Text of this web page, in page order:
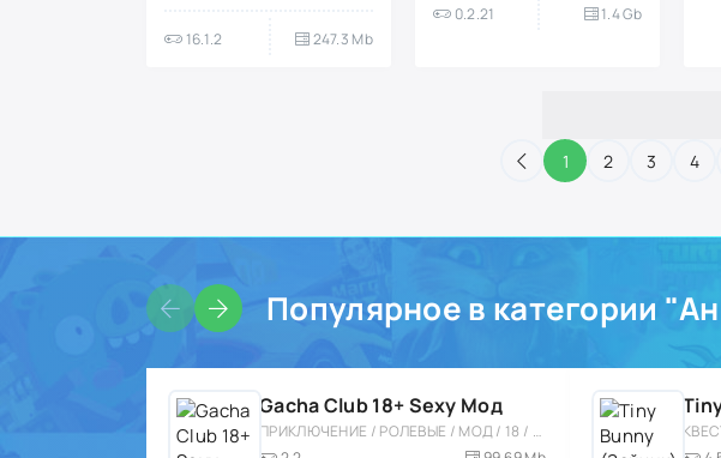
16.1.2 247.3 Mb
0.2.21 1.4 Gb
1 2 3 4
Популярное в категории
Gacha Club 18+ Sexy Мод
ПРИКЛЮЧЕНИЕ / РОЛЕВЫЕ / МОД / 18 / ОДНОПОЛЬЗОВАТЕЛЬСКИЕ / ОФЛАЙН / АНИМЕ / МАЛЕНЬКАЯ